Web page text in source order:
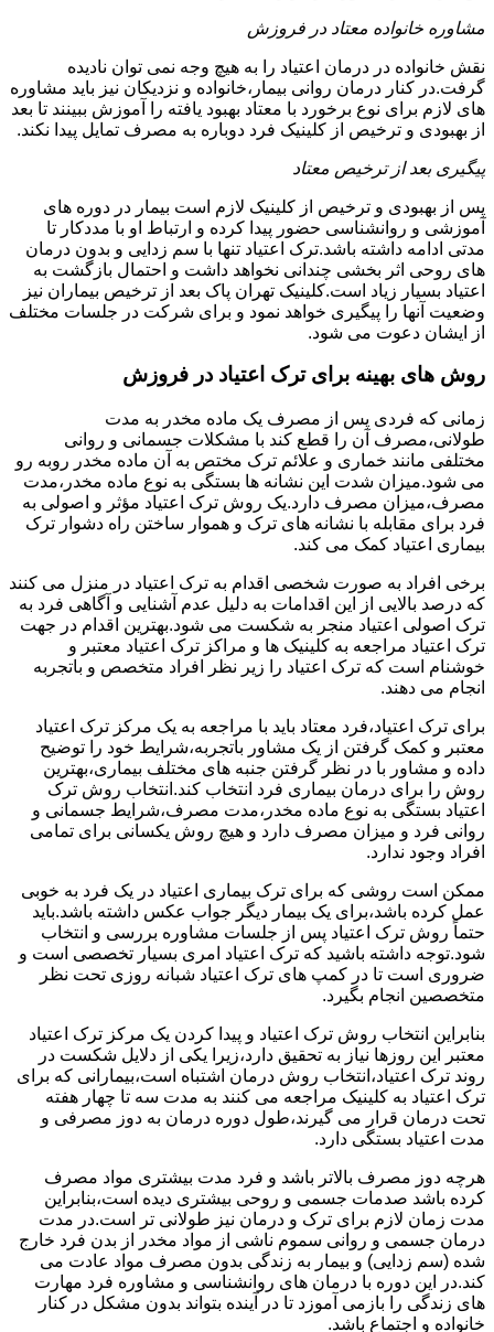
مشاوره خانواده معتاد در فروزش
نقش خانواده در درمان اعتیاد را به هیچ وجه نمی توان نادیده
گرفت.در کنار درمان روانی بیمار،خانواده و نزدیکان نیز باید مشاوره
های لازم برای نوع برخورد با معتاد بهبود یافته را آموزش ببینند تا بعد
از بهبودی و ترخیص از کلینیک فرد دوباره به مصرف تمایل پیدا نکند.
پیگیری بعد از ترخیص معتاد
پس از بهبودی و ترخیص از کلینیک لازم است بیمار در دوره های
آموزشی و روانشناسی حضور پیدا کرده و ارتباط او با مددکار تا
مدتی ادامه داشته باشد.ترک اعتیاد تنها با سم زدایی و بدون درمان
های روحی اثر بخشی چندانی نخواهد داشت و احتمال بازگشت به
اعتیاد بسیار زیاد است.کلینیک تهران پاک بعد از ترخیص بیماران نیز
وضعیت آنها را پیگیری خواهد نمود و برای شرکت در جلسات مختلف
از ایشان دعوت می شود.
روش های بهینه برای ترک اعتیاد در فروزش
زمانی که فردی پس از مصرف یک ماده مخدر به مدت
طولانی،مصرف آن را قطع کند با مشکلات جسمانی و روانی
مختلفی مانند خماری و علائم ترک مختص به آن ماده مخدر روبه رو
می شود.میزان شدت این نشانه ها بستگی به نوع ماده مخدر،مدت
مصرف،میزان مصرف دارد.یک روش ترک اعتیاد مؤثر و اصولی به
فرد برای مقابله با نشانه های ترک و هموار ساختن راه دشوار ترک
بیماری اعتیاد کمک می کند.
برخی افراد به صورت شخصی اقدام به ترک اعتیاد در منزل می کنند
که درصد بالایی از این اقدامات به دلیل عدم آشنایی و آگاهی فرد به
ترک اصولی اعتیاد منجر به شکست می شود.بهترین اقدام در جهت
ترک اعتیاد مراجعه به کلینیک ها و مراکز ترک اعتیاد معتبر و
خوشنام است که ترک اعتیاد را زیر نظر افراد متخصص و باتجربه
انجام می دهند.
برای ترک اعتیاد،فرد معتاد باید با مراجعه به یک مرکز ترک اعتیاد
معتبر و کمک گرفتن از یک مشاور باتجربه،شرایط خود را توضیح
داده و مشاور با در نظر گرفتن جنبه های مختلف بیماری،بهترین
روش را برای درمان بیماری فرد انتخاب کند.انتخاب روش ترک
اعتیاد بستگی به نوع ماده مخدر،مدت مصرف،شرایط جسمانی و
روانی فرد و میزان مصرف دارد و هیچ روش یکسانی برای تمامی
افراد وجود ندارد.
ممکن است روشی که برای ترک بیماری اعتیاد در یک فرد به خوبی
عمل کرده باشد،برای یک بیمار دیگر جواب عکس داشته باشد.باید
حتماً روش ترک اعتیاد پس از جلسات مشاوره بررسی و انتخاب
شود.توجه داشته باشید که ترک اعتیاد امری بسیار تخصصی است و
ضروری است تا در کمپ های ترک اعتیاد شبانه روزی تحت نظر
متخصصین انجام بگیرد.
بنابراین انتخاب روش ترک اعتیاد و پیدا کردن یک مرکز ترک اعتیاد
معتبر این روزها نیاز به تحقیق دارد،زیرا یکی از دلایل شکست در
روند ترک اعتیاد،انتخاب روش درمان اشتباه است،بیمارانی که برای
ترک اعتیاد به کلینیک مراجعه می کنند به مدت سه تا چهار هفته
تحت درمان قرار می گیرند،طول دوره درمان به دوز مصرفی و
مدت اعتیاد بستگی دارد.
هرچه دوز مصرف بالاتر باشد و فرد مدت بیشتری مواد مصرف
کرده باشد صدمات جسمی و روحی بیشتری دیده است،بنابراین
مدت زمان لازم برای ترک و درمان نیز طولانی تر است.در مدت
درمان جسمی و روانی سموم ناشی از مواد مخدر از بدن فرد خارج
شده (سم زدایی) و بیمار به زندگی بدون مصرف مواد عادت می
کند.در این دوره با درمان های روانشناسی و مشاوره فرد مهارت
های زندگی را بازمی آموزد تا در آینده بتواند بدون مشکل در کنار
خانواده و اجتماع باشد.